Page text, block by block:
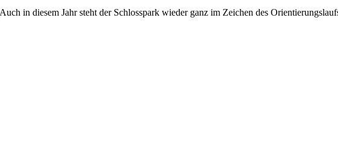
in diesem Jahr steht der Schlosspark wieder ganz im Zeichen des